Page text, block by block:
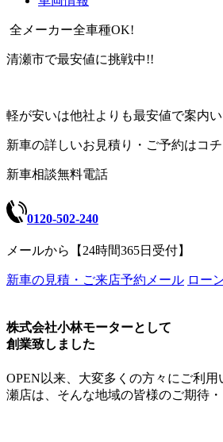
全メーカー全車種OK!
清瀬市で最安値に挑戦中!!
軽が安いは他社よりも最安値で案内
新車の詳しいお見積り・ご予約はコ
新車相談無料電話
0120-502-240
メールから【24時間365日受付】
新車の見積・ご来店予約メール ロー
株式会社小林モーターとして
創業致しました
OPEN以来、大変多くの方々にご利
瀬店は、そんな地域の皆様のご期待